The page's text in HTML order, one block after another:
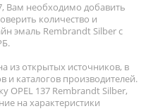
Вам необходимо добавить
количество и
эмаль Rembrandt Silber с
из открытых источников, в
и каталогов производителей.
OPEL 137 Rembrandt Silber,
на характеристики